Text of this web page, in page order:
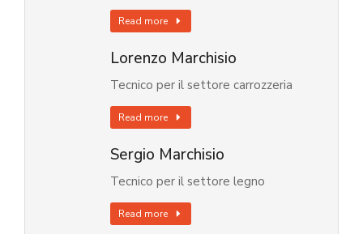
Read more
Lorenzo Marchisio
Tecnico per il settore carrozzeria
Read more
Sergio Marchisio
Tecnico per il settore legno
Read more